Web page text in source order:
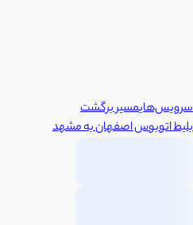
سرویس‌هایمسیر برگشت
بلیط اتوبوساصفهانبهمشهد